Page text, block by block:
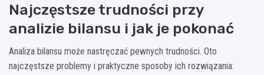
Najczęstsze trudności przy
analizie bilansu i jak je pokonać
Analiza bilansu może nastręczać pewnych trudności. Oto
najczęstsze problemy i praktyczne sposoby ich rozwiązania: